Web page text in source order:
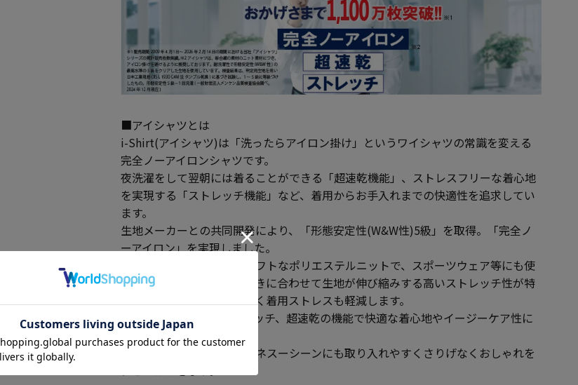
■アイシャツとは
i-Shirt(アイシャツ)は「洗ったらアイロン掛け」というワイシャツの常識を変える
完全ノーアイロンシャツです。
夜洗濯をして翌朝には着ることができる「超速乾機能」、ストレスフリーな着心地
を実現する「ストレッチ機能」など、着用からお手入れまでの快適性を追求してい
ます。
生地メーカーとの共同開発により、「形態安定性(W&W性)5級」を取得。「完全ノ
ーアイロン」を実現しました。
こだわりの日本製生地はソフトなポリエステルニットで、スポーツウェア等にも使
われる高機能素材。体の動きに合わせて生地が伸び縮みする高いストレッチ性が特
徴で、動作時の負荷が少なく着用ストレスも軽減します。
完全ノーアイロン、ストレッチ、超速乾の機能で快適な着心地やイージーケア性に
優れています。
デザインはシンプルでビジネスーシーンにも取り入れやすくさりげなくおしゃれを